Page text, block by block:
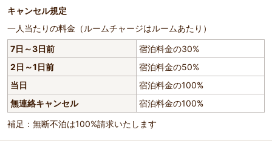
キャンセル規定
一人当たりの料金（ルームチャージはルームあたり）
7日～3日前
宿泊料金の30%
2日～1日前
宿泊料金の50%
当日
宿泊料金の100%
無連絡キャンセル
宿泊料金の100%
補足：無断不泊は100%請求いたします